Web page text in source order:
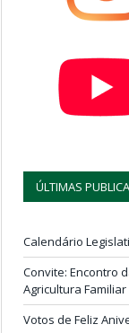
ÚLTIMAS
Calendário
Convite: Encontro
Agricultura Familiar
Votos de Feliz